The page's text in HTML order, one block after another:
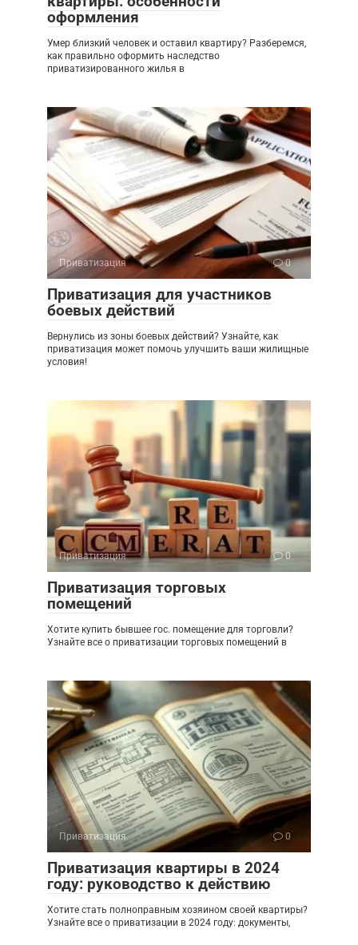
оформления
Умер близкий человек и оставил квартиру? Разберемся,
как правильно оформить наследство
приватизированного жилья в
Приватизация 0
Приватизация для участников
боевых действий
Вернулись из зоны боевых действий? Узнайте, как
приватизация может помочь улучшить ваши жилищные
условия!
Приватизация 0
Приватизация торговых
помещений
Хотите купить бывшее гос. помещение для торговли?
Узнайте все о приватизации торговых помещений в
Приватизация 0
Приватизация квартиры в 2024
году: руководство к действию
Хотите стать полноправным хозяином своей квартиры?
Узнайте все о приватизации в 2024 году: документы,